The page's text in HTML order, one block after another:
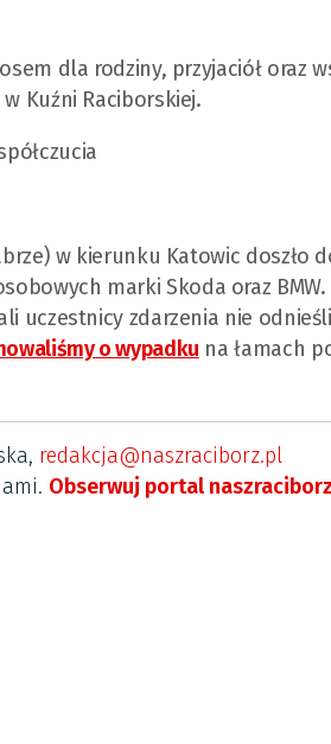
dla rodziny, przyjaciół oraz
Kuźni Raciborskiej.
w kierunku Katowic doszło
marki Skoda oraz
uczestnicy zdarzenia nie
o wypadku na łamach
redakcja@naszraciborz.pl
Obserwuj portal